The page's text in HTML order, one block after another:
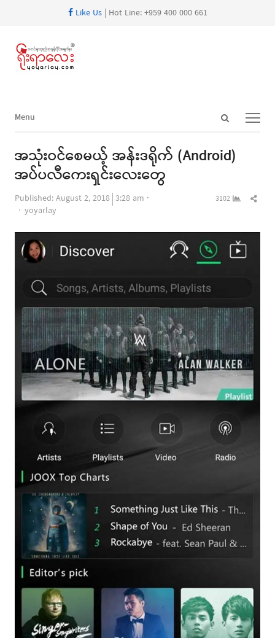
Like Us| Hot Line: +959 400 000 661
Open
Menu
Menu
အသုံးဝင်စေမယ့် အန်းဒရိုက် (Android)
အပ်ပလီကေးရှင်းလေးတွေ
Published:August 2, 2018 3:28 am
Author
yoyarlay
3102